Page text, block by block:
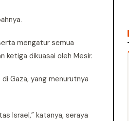
mengatur semua
ketiga dikuasai oleh Mesir.
Gaza, yang menurutnya
Israel,” katanya, seraya